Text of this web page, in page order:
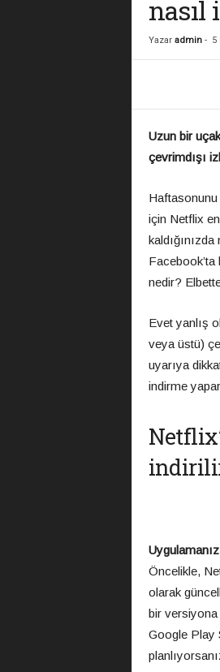
Yazar admin- 5
Uzun bir
çevrimdışı
Haftasonunu
için Netflix
nedir?
Evet yanlış
veya üstü)
uyarıya
indirme
Öncelikle,
olarak
bir versiyona
Google Play